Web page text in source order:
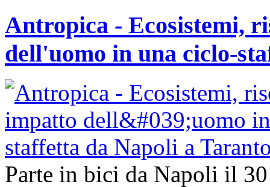
Antropica - Ecosistemi,
dell'uomo in una ciclo-
Parte in bici da Napoli il 30